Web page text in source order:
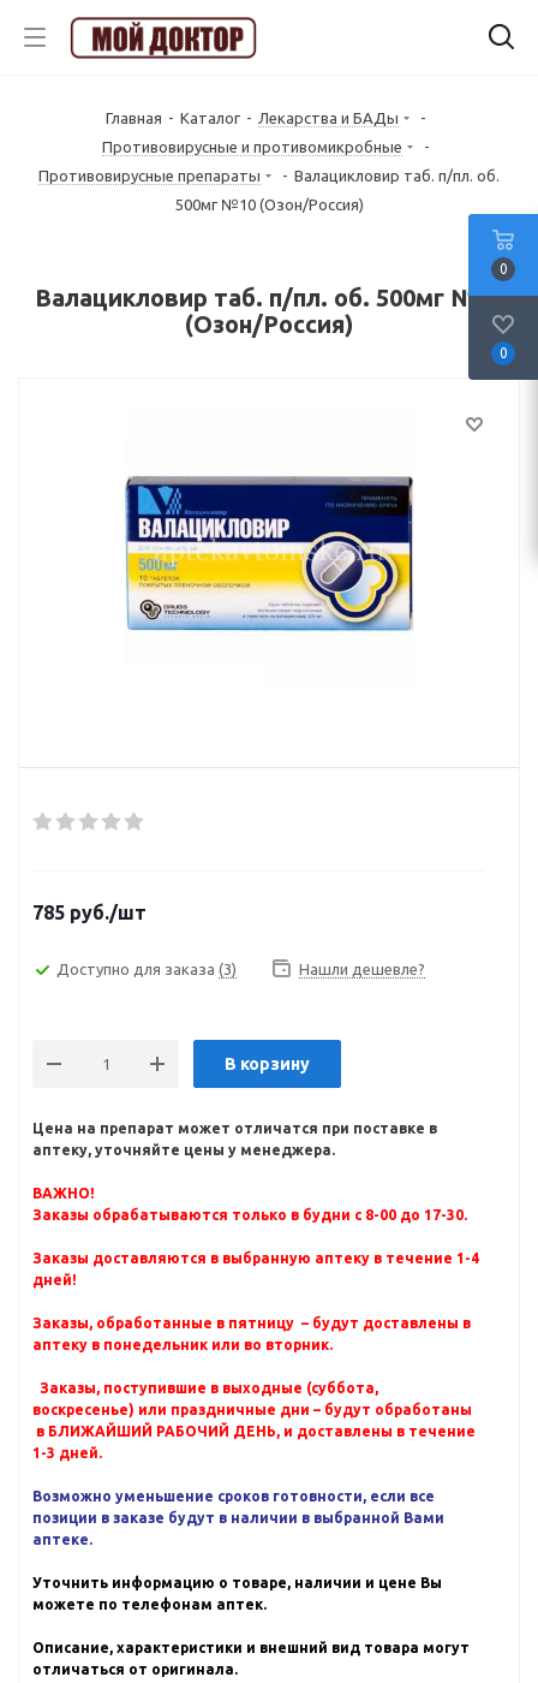
Главная - Каталог - Лекарства и БАДы
-
Противовирусные и противомикробные
-
Противовирусные препараты
- Валацикловир таб. п/пл. об.
500мг №10 (Озон/Россия)
Валацикловир таб. п/пл. об. 500мг №10
(Озон/Россия)
785 руб./шт
Доступно для заказа (3) Нашли дешевле?
В корзину
Цена на препарат может отличатся при поставке в
аптеку, уточняйте цены у менеджера.
ВАЖНО!
Заказы обрабатываются только в будни с 8-00 до 17-30.
Заказы доставляются в выбранную аптеку в течение 1-4
дней!
Заказы, обработанные в пятницу – будут доставлены в
аптеку в понедельник или во вторник.
Заказы, поступившие в выходные (суббота,
воскресенье) или праздничные дни – будут обработаны
в БЛИЖАЙШИЙ РАБОЧИЙ ДЕНЬ, и доставлены в течение
1-3 дней.
Возможно уменьшение сроков готовности, если все
позиции в заказе будут в наличии в выбранной Вами
аптеке.
Уточнить информацию о товаре, наличии и цене Вы
можете по телефонам аптек.
Описание, характеристики и внешний вид товара могут
отличаться от оригинала.
0
0